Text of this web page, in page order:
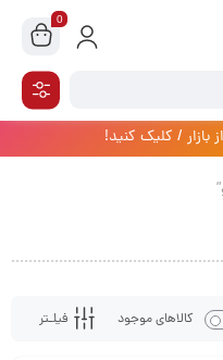
0
بازار / کلیک کنید!
فیلـتر کالاهای موجود